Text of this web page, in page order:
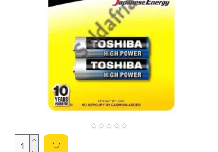
benefício e são ideais para dispositivos de baixo
consumo de energia, como controles remotos,
brinquedos e relógios. As mais comuns são as pilhas AA
(LR6) e AAA (LR03).
Pilhas de Zinco-Carbono:São mais baratas que as
alcalinas, mas têm menor duração e fornecem uma
tensão menos estável. Recomendadas para dispositivos
de baixo consumo e uso pouco frequente.
Pilhas Recarregáveis (NiMH):São pilhas que podem
ser recarregadas diversas vezes, oferecendo uma
solução mais econômica a longo prazo. Possuem
oferecem maior capacidade de corrente. São indicadas
para dispositivos que exigem maior tempo de
funcionamento.